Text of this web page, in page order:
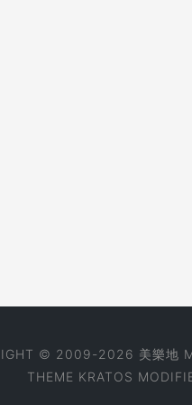
© 2009-2026 美樂地
THEME KRATOS